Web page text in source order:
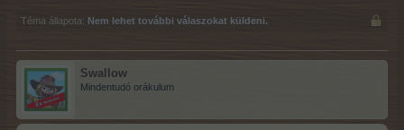
Téma állapota: Nem lehet további válaszokat küldeni.
Swallow
Mindentudó orákulum